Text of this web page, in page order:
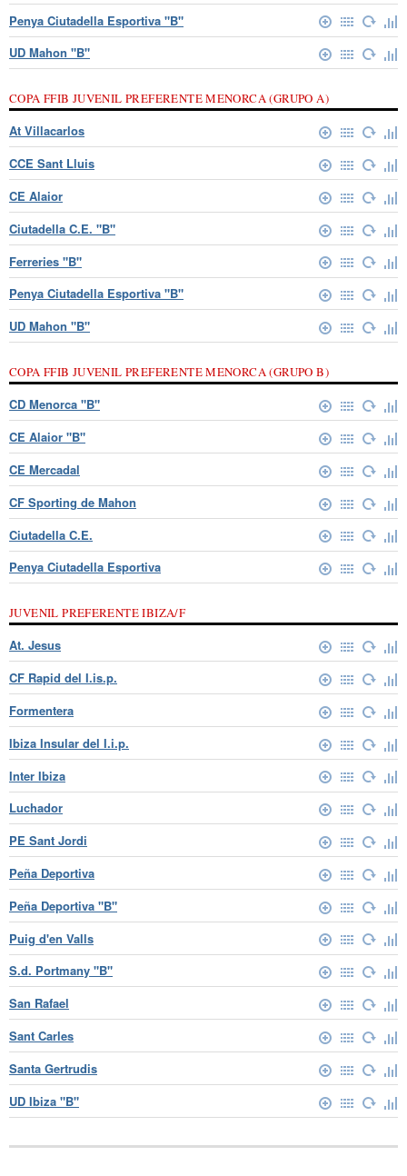
Penya Ciutadella Esportiva "B"
UD Mahon "B"
COPA FFIB JUVENIL PREFERENTE MENORCA (GRUPO A)
At Villacarlos
CCE Sant Lluis
CE Alaior
Ciutadella C.E. "B"
Ferreries "B"
Penya Ciutadella Esportiva "B"
UD Mahon "B"
COPA FFIB JUVENIL PREFERENTE MENORCA (GRUPO B)
CD Menorca "B"
CE Alaior "B"
CE Mercadal
CF Sporting de Mahon
Ciutadella C.E.
Penya Ciutadella Esportiva
JUVENIL PREFERENTE IBIZA/F
At. Jesus
CF Rapid del I.is.p.
Formentera
Ibiza Insular del I.i.p.
Inter Ibiza
Luchador
PE Sant Jordi
Peña Deportiva
Peña Deportiva "B"
Puig d'en Valls
S.d. Portmany "B"
San Rafael
Sant Carles
Santa Gertrudis
UD Ibiza "B"